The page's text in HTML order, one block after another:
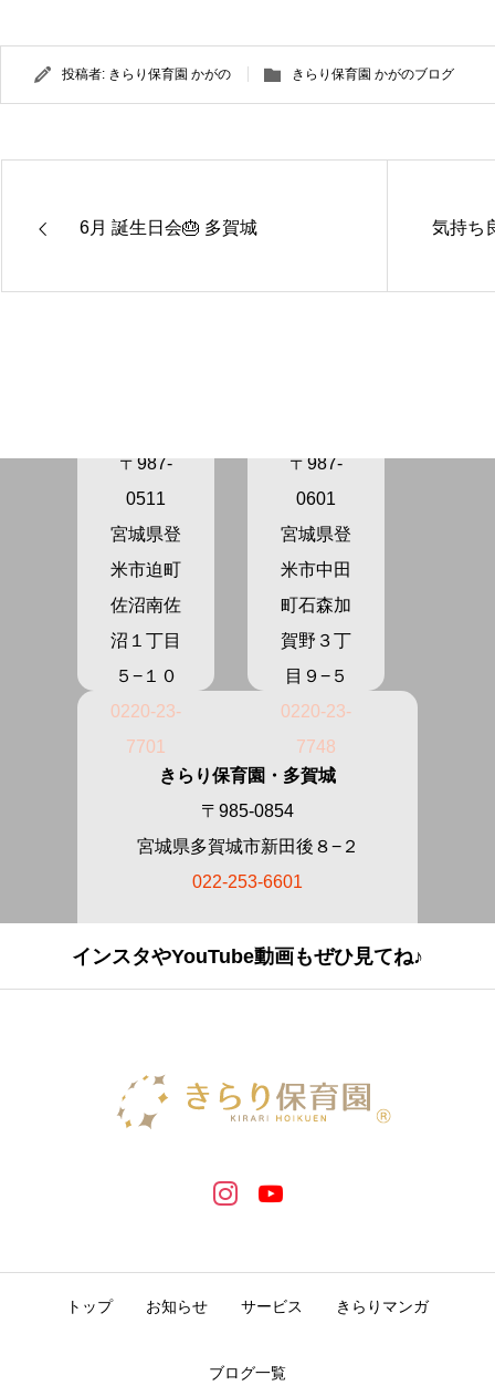
投稿者: きらり保育園 かがの きらり保育園 かがのブログ
6月 誕生日会🎂 多賀城 気持ち
〒987-
0511
宮城県登
米市迫町
佐沼南佐
沼１丁目
５−１０
0220-23-
7701
〒987-
0601
宮城県登
米市中田
町石森加
賀野３丁
目９−５
0220-23-
7748
きらり保育園・多賀城
〒985-0854
宮城県多賀城市新田後８−２
022-253-6601
インスタやYouTube動画もぜひ見てね♪
トップ お知らせ サービス きらりマンガ
ブログ一覧